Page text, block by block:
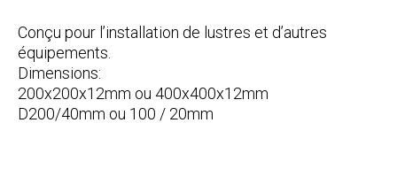
Conçu pour l’installation de lustres et d’autres
équipements.
Dimensions:
200x200x12mm ou 400x400x12mm
D200/40mm ou 100 / 20mm